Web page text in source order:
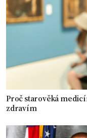
Proč starověká
zdravím